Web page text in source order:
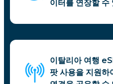
이터를 연장할 수
이탈리아 여행
팟 사용을 지원하